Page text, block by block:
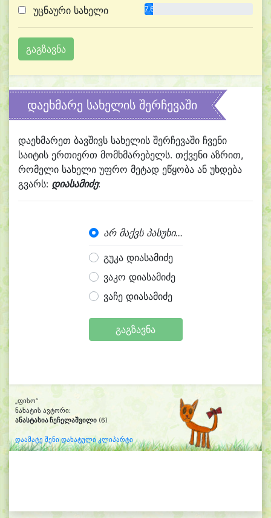
უცნაური სახელი 7.6%
დაეხმარე სახელის შერჩევაში
დაეხმარეთ ბავშივს სახელის შერჩევაში ჩვენი
საიტის ერთიერთ მომხმარებელს. თქვენი აზრით,
რომელი სახელი უფრო მეტად ეწყობა ან უხდება
გვარს: დიასამიძე:
არ მაქვს პასუხი...
გუკა დიასამიძე
ვაკო დიასამიძე
ვაჩე დიასამიძე
გაგზავნა
„ფისო“
ნახატის ავტორი:
ანასტასია ჩეჩელაშვილი (6)
დაამატე შენი დახატული კლიპარტი